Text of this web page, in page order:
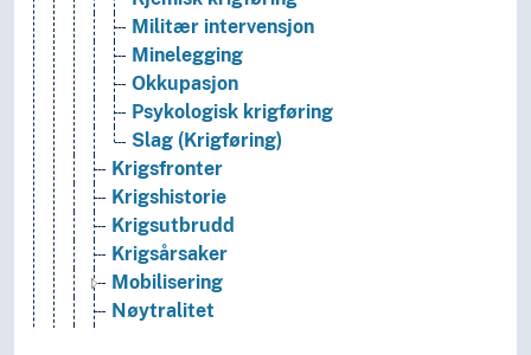
Militær intervensjon
Minelegging
Okkupasjon
Psykologisk krigføring
Slag (Krigføring)
Krigsfronter
Krigshistorie
Krigsutbrudd
Krigsårsaker
Mobilisering
Nøytralitet